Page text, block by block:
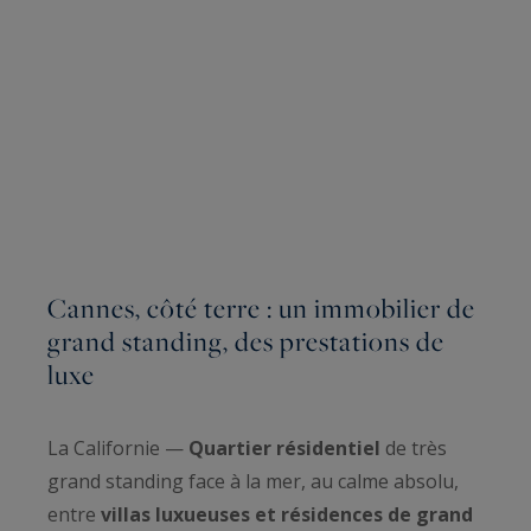
Cannes, côté terre : un immobilier de
grand standing, des prestations de
luxe
La Californie — Quartier résidentiel de très
grand standing face à la mer, au calme absolu,
entre villas luxueuses et résidences de grand